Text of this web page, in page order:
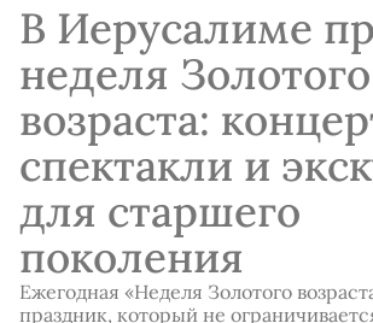
В Иерусалиме
неделя Золотого
возраста:
спектакли и
для старшего
поколения
Ежегодная «Неделя Золотого
праздник, который не